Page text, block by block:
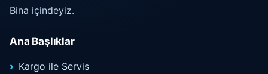
Bina içindeyiz.
Ana Başlıklar
Kargo ile Servis